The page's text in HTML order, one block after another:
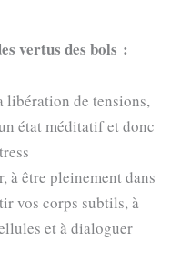
vertus des bols :
libération de tensions,
état méditatif et donc
à être pleinement dans
vos corps subtils, à
et à dialoguer